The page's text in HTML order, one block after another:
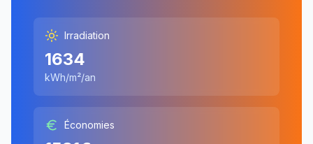
Irradiation
1634
kWh/m²/an
Économies